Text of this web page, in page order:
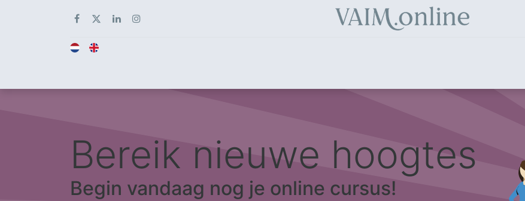
Bereik nieuwe hoogtes
Begin vandaag nog je online cursus!